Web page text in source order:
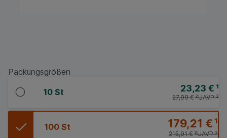
Packungsgrößen
10 St 23,23 € ¹
UAVP:²
27,99 €²
100 St 179,21 €¹
UAVP:²
215,91 €²